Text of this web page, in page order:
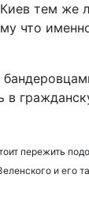
тем
что
пережить
и